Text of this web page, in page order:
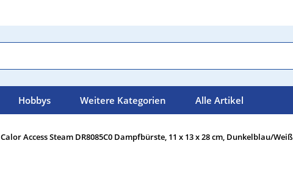
Hobbys Weitere Kategorien Alle Artikel
Calor Access Steam DR8085C0 Dampfbürste, 11 x 13 x 28 cm, Dunkelblau/Weiß